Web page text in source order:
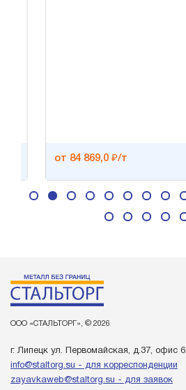
от 84 869,0 ₽/т
ООО «СТАЛЬТОРГ», © 2026
г. Липецк ул. Первомайская, д.37, офис 6
info@staltorg.su - для корреспонденции
zayavkaweb@staltorg.su - для заявок